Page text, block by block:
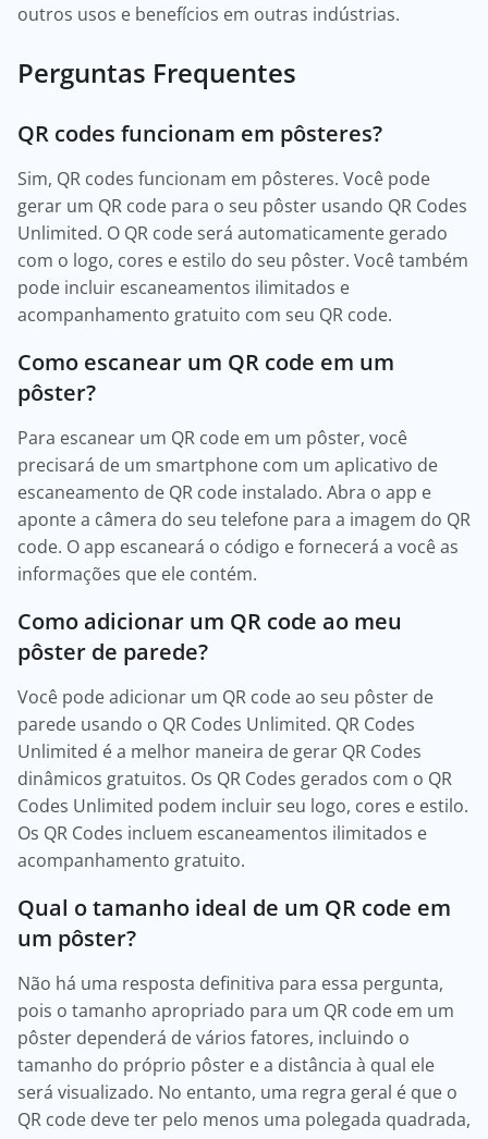
outros usos e benefícios em outras indústrias.
Perguntas Frequentes
QR codes funcionam em pôsteres?
Sim, QR codes funcionam em pôsteres. Você pode
gerar um QR code para o seu pôster usando QR Codes
Unlimited. O QR code será automaticamente gerado
com o logo, cores e estilo do seu pôster. Você também
pode incluir escaneamentos ilimitados e
acompanhamento gratuito com seu QR code.
Como escanear um QR code em um
pôster?
Para escanear um QR code em um pôster, você
precisará de um smartphone com um aplicativo de
escaneamento de QR code instalado. Abra o app e
aponte a câmera do seu telefone para a imagem do QR
code. O app escaneará o código e fornecerá a você as
informações que ele contém.
Como adicionar um QR code ao meu
pôster de parede?
Você pode adicionar um QR code ao seu pôster de
parede usando o QR Codes Unlimited. QR Codes
Unlimited é a melhor maneira de gerar QR Codes
dinâmicos gratuitos. Os QR Codes gerados com o QR
Codes Unlimited podem incluir seu logo, cores e estilo.
Os QR Codes incluem escaneamentos ilimitados e
acompanhamento gratuito.
Qual o tamanho ideal de um QR code em
um pôster?
Não há uma resposta definitiva para essa pergunta,
pois o tamanho apropriado para um QR code em um
pôster dependerá de vários fatores, incluindo o
tamanho do próprio pôster e a distância à qual ele
será visualizado. No entanto, uma regra geral é que o
QR code deve ter pelo menos uma polegada quadrada,